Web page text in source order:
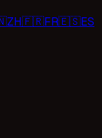
ZH🇫🇷FR🇪🇸ES